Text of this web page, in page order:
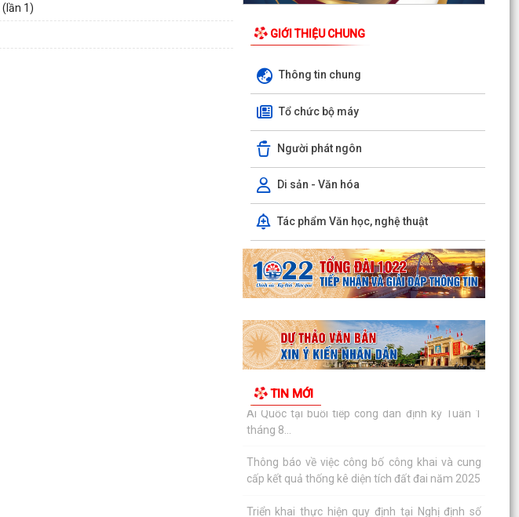
(lần 1)
GIỚI THIỆU CHUNG
Thông tin chung
Tổ chức bộ máy
Người phát ngôn
Di sản - Văn hóa
Tác phẩm Văn học, nghệ thuật
TIN MỚI
phường tại cuộc họp UBND phường tháng 8
KẾ HOẠCH Phát triển kinh tế - xã hội 6 tháng
Tuyên truyền Chung kết Hội thi lực lượng tham
gia bảo vệ an ninh, trật tự ở cơ sở giỏi toàn
quốc...
Quyết định Ban hành định mức kinh tế - kỹ thuật
đối với các dịch vụ giáo dục mầm non, giáo dục
phổ...
Công khai Quyết định số 3084/QĐ-UBND ngày
04/8/2026 của UBND thành phố
Ái Quốc tại buổi tiếp công dân định kỳ Tuần 1
tháng 8...
cấp kết quả thống kê diện tích đất đai năm 2025
Triển khai thực hiện quy định tại Nghị định số
phủ theo...
định số 2843/QĐ-UBND ngày 23/7/2026 của Uỷ